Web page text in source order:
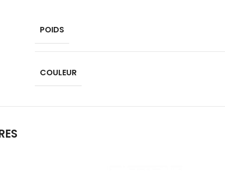
POIDS
COULEUR